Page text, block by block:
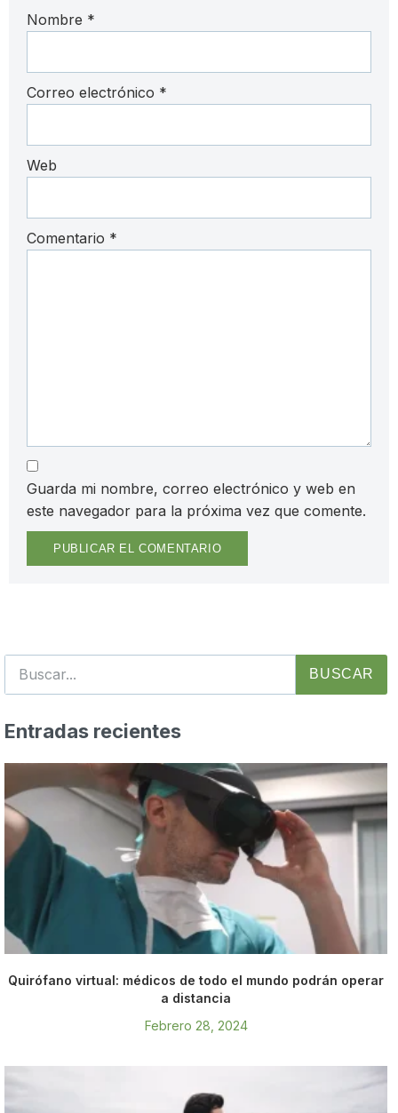
Nombre *
Correo electrónico *
Web
Comentario *
Guarda mi nombre, correo electrónico y web en
este navegador para la próxima vez que comente.
BUSCAR
Entradas recientes
Quirófano virtual: médicos de todo el mundo podrán operar
a distancia
Febrero 28, 2024